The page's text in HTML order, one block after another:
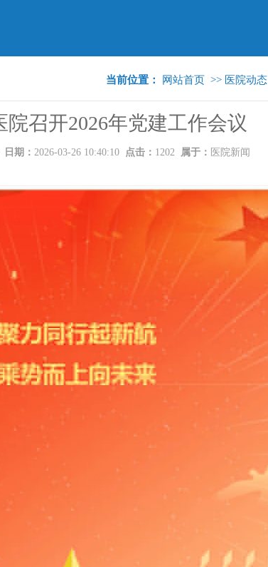
当前位置： 网站首页 >> 医院动态
院召开2026年党建工作会议
日期： 2026-03-26 10:40:10 点击： 1202 属于： 医院新闻